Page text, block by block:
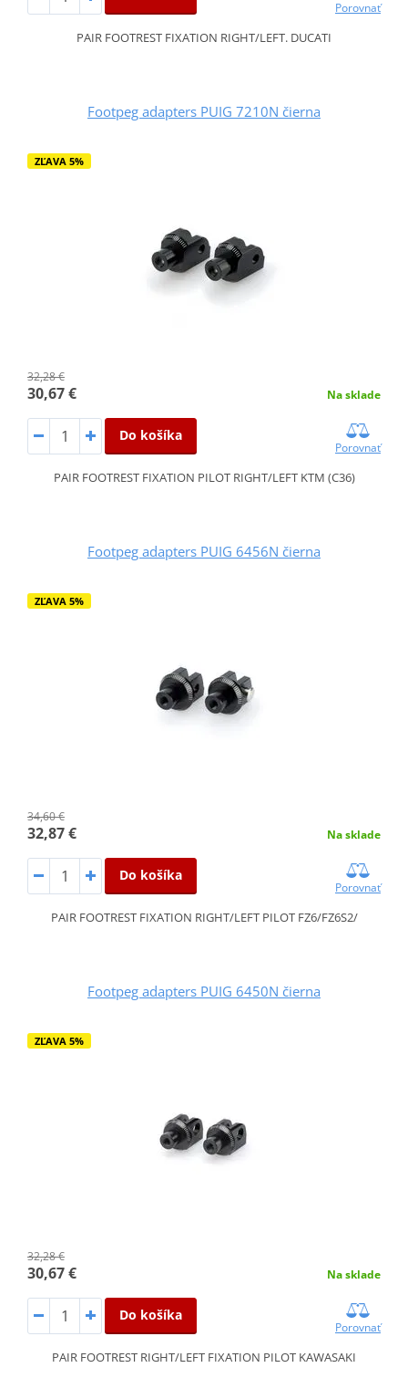
Porovnať
PAIR FOOTREST FIXATION RIGHT/LEFT. DUCATI
Footpeg adapters PUIG 7210N čierna
ZĽAVA 5%
32,28 €
30,67 € Na sklade
Do košíka
Porovnať
PAIR FOOTREST FIXATION PILOT RIGHT/LEFT KTM (C36)
Footpeg adapters PUIG 6456N čierna
ZĽAVA 5%
34,60 €
32,87 € Na sklade
Do košíka
Porovnať
PAIR FOOTREST FIXATION RIGHT/LEFT PILOT FZ6/FZ6S2/
Footpeg adapters PUIG 6450N čierna
ZĽAVA 5%
32,28 €
30,67 € Na sklade
Do košíka
Porovnať
PAIR FOOTREST RIGHT/LEFT FIXATION PILOT KAWASAKI